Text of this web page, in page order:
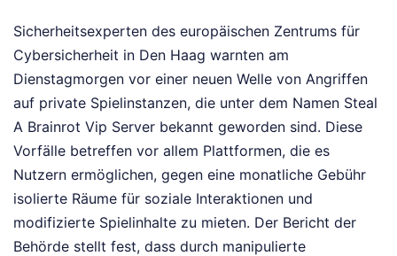
Sicherheitsexperten des europäischen Zentrums für
Cybersicherheit in Den Haag warnten am
Dienstagmorgen vor einer neuen Welle von Angriffen
auf private Spielinstanzen, die unter dem Namen Steal
A Brainrot Vip Server bekannt geworden sind. Diese
Vorfälle betreffen vor allem Plattformen, die es
Nutzern ermöglichen, gegen eine monatliche Gebühr
isolierte Räume für soziale Interaktionen und
modifizierte Spielinhalte zu mieten. Der Bericht der
Behörde stellt fest, dass durch manipulierte